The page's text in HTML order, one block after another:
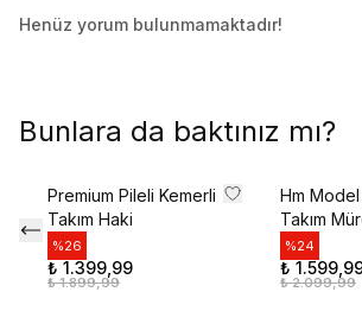
Henüz yorum bulunmamaktadır!
Bunlara da baktınız mı?
Premium Pileli Kemerli
Takım Haki
%26
₺ 1.399,99
₺ 1.899,99
Hm
Takım
%24
₺
₺ 2.099,99